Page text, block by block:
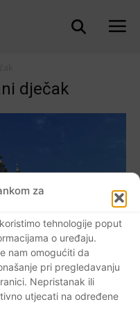
za
tehnologije poput
o uređaju.
nam omogućiti da
pri pregledavanju
Nepristanak ili
utjecati na određene
dječak